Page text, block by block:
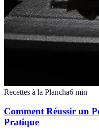
Recettes à la Plancha6 min
Comment Réussir un
Pratique